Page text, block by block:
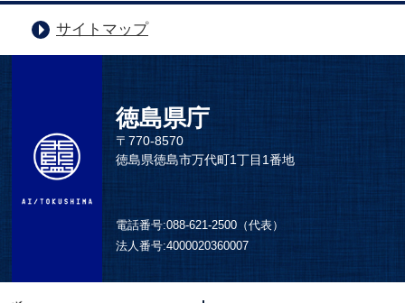
サイトマップ
徳島県庁
〒770-8570
徳島県徳島市万代町1丁目1番地
電話番号:088-621-2500（代表）
法人番号:4000020360007